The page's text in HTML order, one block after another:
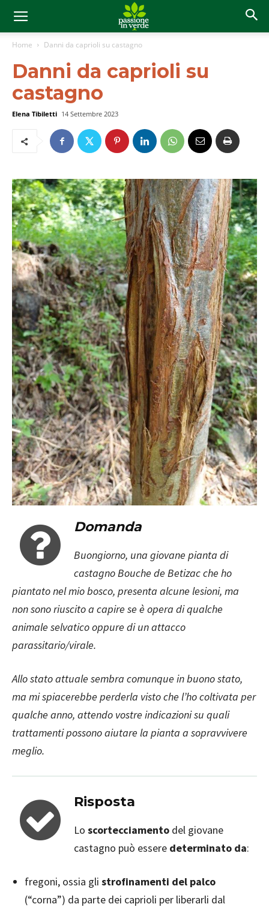
Home Danni da caprioli su castagno
Danni da caprioli su
castagno
Elena Tibiletti 14 Settembre 2023
Domanda
Buongiorno, una giovane pianta di
castagno Bouche de Betizac che ho
piantato nel mio bosco, presenta alcune lesioni, ma
non sono riuscito a capire se è opera di qualche
animale selvatico oppure di un attacco
parassitario/virale.
Allo stato attuale sembra comunque in buono stato,
ma mi spiacerebbe perderla visto che l’ho coltivata per
qualche anno, attendo vostre indicazioni su quali
trattamenti possono aiutare la pianta a sopravvivere
meglio.
Risposta
Lo scortecciamento del giovane
castagno può essere determinato da:
fregoni, ossia gli strofinamenti del palco
(“corna”) da parte dei caprioli per liberarli dal